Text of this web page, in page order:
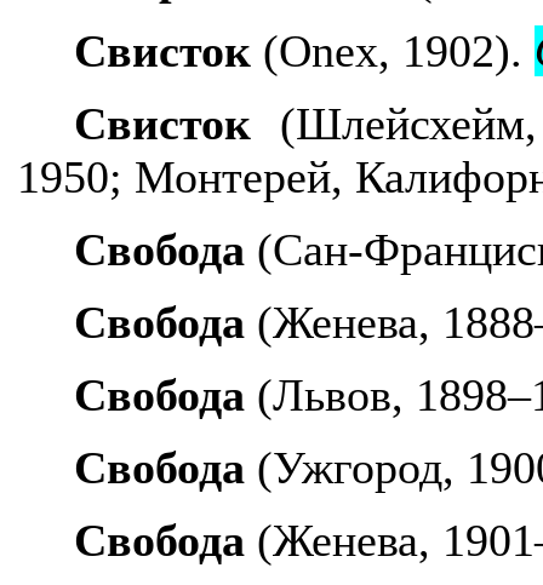
Свисток (Onex, 1902).
Свисток
1950; Монтерей,
Свобода (Сан-
Свобода (Женева,
Свобода (Львов,
Свобода (Ужгород,
Свобода (Женева,